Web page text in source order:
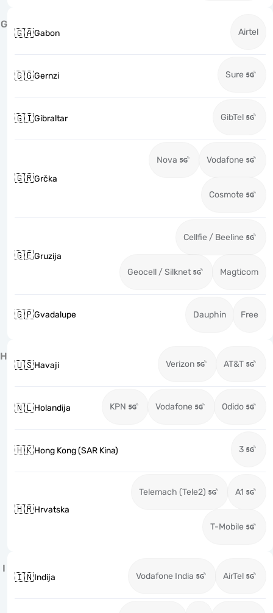
G
🇬🇦Gabon Airtel
🇬🇬Gernzi Sure
🇬🇮Gibraltar GibTel
🇬🇷Grčka
Nova Vodafone
Cosmote
🇬🇪Gruzija
Cellfie / Beeline
Geocell / Silknet Magticom
🇬🇵Gvadalupe Dauphin Free
H
🇺🇸Havaji Verizon AT&T
🇳🇱Holandija KPN Vodafone Odido
🇭🇰Hong Kong (SAR Kina) 3
🇭🇷Hrvatska
Telemach (Tele2) A1
T-Mobile
I
🇮🇳Indija Vodafone India AirTel